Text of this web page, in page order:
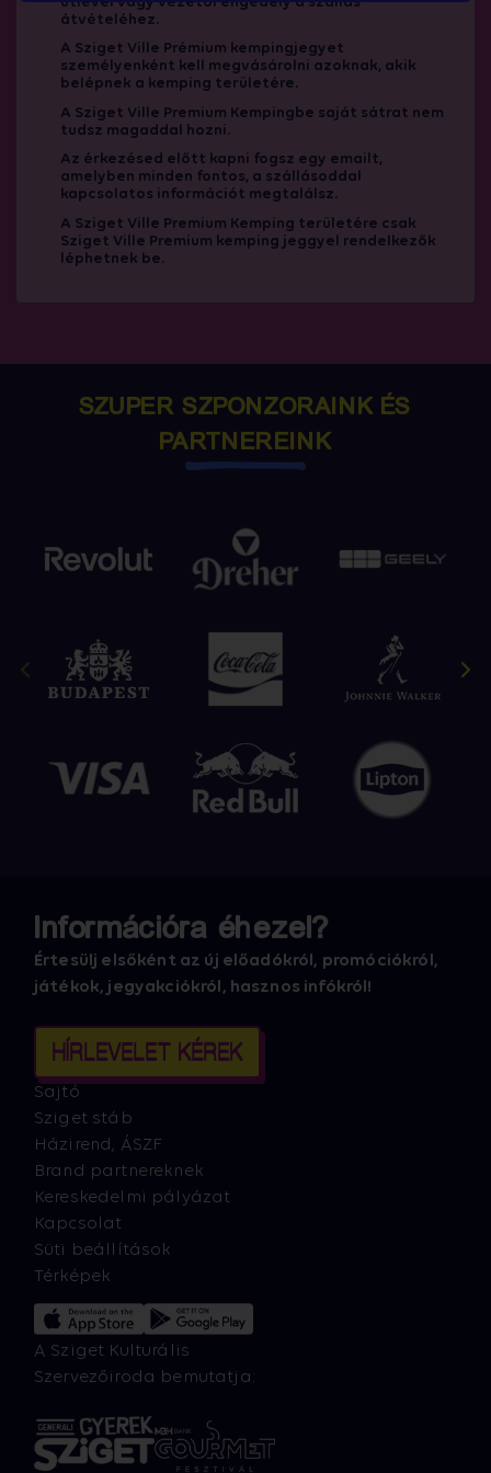
átvételéhez.
A Sziget Ville Prémium kempingjegyet
személyenként kell megvásárolni azoknak, akik
belépnek a kemping területére.
A Sziget Ville Premium Kempingbe saját sátrat nem
tudsz magaddal hozni.
Az érkezésed előtt kapni fogsz egy emailt,
amelyben minden fontos, a szállásoddal
kapcsolatos információt megtalálsz.
A Sziget Ville Premium Kemping területére csak
Sziget Ville Premium kemping jeggyel rendelkezők
léphetnek be.
SZUPER SZPONZORAINK ÉS
PARTNEREINK
Információra éhezel?
Értesülj elsőként az új előadókról, promóciókról,
játékok, jegyakciókról, hasznos infókról!
HÍRLEVELET KÉREK
Sajtó
Sziget stáb
Házirend, ÁSZF
Brand partnereknek
Kereskedelmi pályázat
Kapcsolat
Süti beállítások
Térképek
A Sziget Kulturális
Szervezőiroda bemutatja: